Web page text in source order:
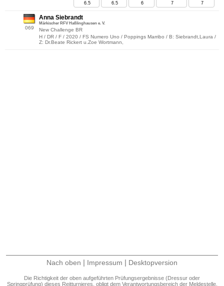
7
7
6
6.5
6.5
069
Anna Siebrandt
Märkischer RFV Haßlinghausen e. V.
New Challenge BR
H / DR / F / 2020 / FS Numero Uno / Poppings Marribo / B: Siebrandt,Laura /
Z: Dr.Beate Rickert u.Zoe Wortmann,
Nach oben | Impressum | Desktopversion
Die Richtigkeit der oben aufgeführten Prüfungsergebnisse (Dressur oder
Springprüfung) dieses Reitturnieres, obligt dem Verantwortungsbereich der Meldestelle.